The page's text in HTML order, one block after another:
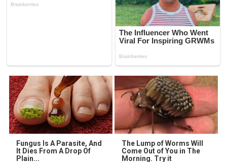
Fungus Is A Parasite, And
It Dies From A Drop Of
Plain...
The Lump of Worms Will
Come Out of You in The
Morning. Try it